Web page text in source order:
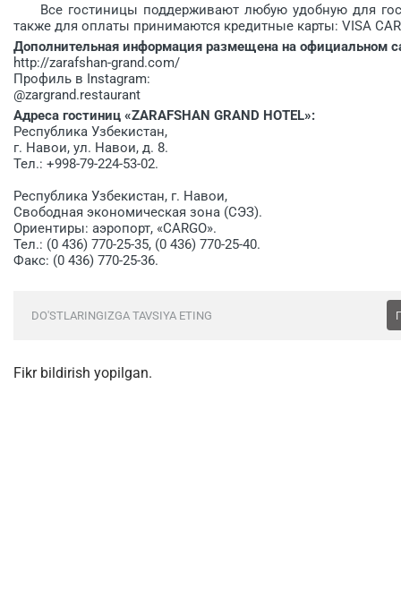
Все гостиницы поддерживают любую удобную для
также для оплаты принимаются кредитные карты: VISA
Дополнительная информация размещена на официальном
http://zarafshan-grand.com/
Профиль в Instagram:
@zargrand.restaurant
Адреса гостиниц «ZARAFSHAN GRAND HOTEL»:
Республика Узбекистан,
г. Навои, ул. Навои, д. 8.
Тел.: +998-79-224-53-02.
Республика Узбекистан, г. Навои,
Свободная экономическая зона (СЭЗ).
Ориентиры: аэропорт, «CARGO».
Тел.: (0 436) 770-25-35, (0 436) 770-25-40.
Факс: (0 436) 770-25-36.
DO'STLARINGIZGA TAVSIYA ETING
Fikr bildirish yopilgan.